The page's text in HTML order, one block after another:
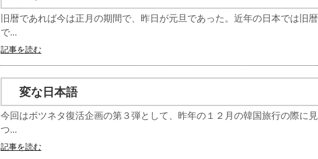
旧暦であれば今は正月の期間で、昨日が元旦であった。近年の日本では旧暦
で...
記事を読む
変な日本語
今回はボツネタ復活企画の第３弾として、昨年の１２月の韓国旅行の際に見
つ...
記事を読む